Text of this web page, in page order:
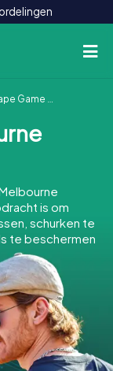
DE
IE
Melbourne Baulkham Hills
is om
schurken te
te beschermen